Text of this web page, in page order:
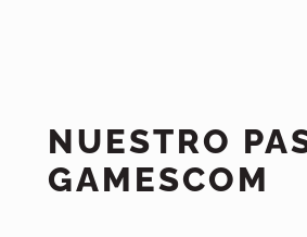
NUESTRO
GAMESCOM